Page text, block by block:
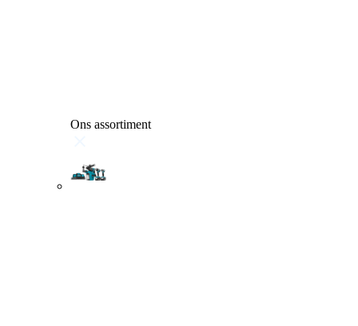
Ons assortiment